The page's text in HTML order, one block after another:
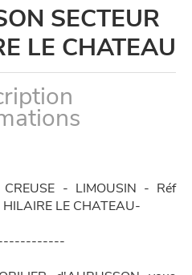
SECTEUR
LE CHATEAU
CREUSE - LIMOUSIN - Réf
LE CHATEAU-